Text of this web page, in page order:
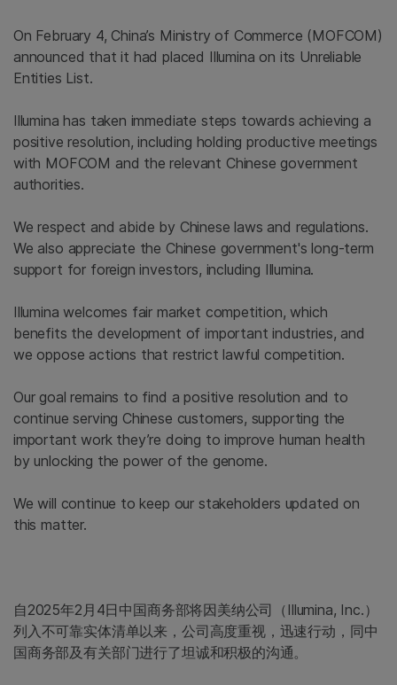
On February 4, China’s Ministry of Commerce (MOFCOM)
announced that it had placed Illumina on its Unreliable
Entities List.
Illumina has taken immediate steps towards achieving a
positive resolution, including holding productive meetings
with MOFCOM and the relevant Chinese government
authorities.
We respect and abide by Chinese laws and regulations.
We also appreciate the Chinese government's long-term
support for foreign investors, including Illumina.
Illumina welcomes fair market competition, which
benefits the development of important industries, and
we oppose actions that restrict lawful competition.
Our goal remains to find a positive resolution and to
continue serving Chinese customers, supporting the
important work they’re doing to improve human health
by unlocking the power of the genome.
We will continue to keep our stakeholders updated on
this matter.
自2025年2月4日中国商务部将因美纳公司（Illumina, Inc.）
列入不可靠实体清单以来，公司高度重视，迅速行动，同中
国商务部及有关部门进行了坦诚和积极的沟通。